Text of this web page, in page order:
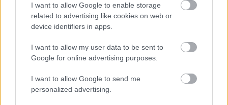
I want to allow Google to enable storage
related to advertising like cookies on web or
device identifiers in apps.
I want to allow my user data to be sent to
Google for online advertising purposes.
I want to allow Google to send me
personalized advertising.
romantikus hangulatodat, ma bátran követheted,
amit a szíved diktál, de szükséged van arra a
biztonságérzetre, amit a fiúdtól kaphatsz.